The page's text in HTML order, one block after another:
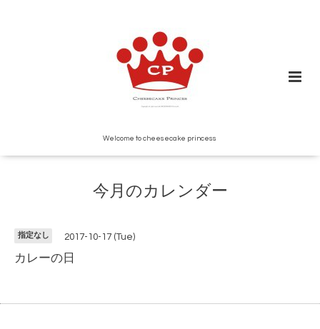
Welcome to cheesecake princess
今月のカレンダー
指定なし 2017-10-17 (Tue)
カレーの日